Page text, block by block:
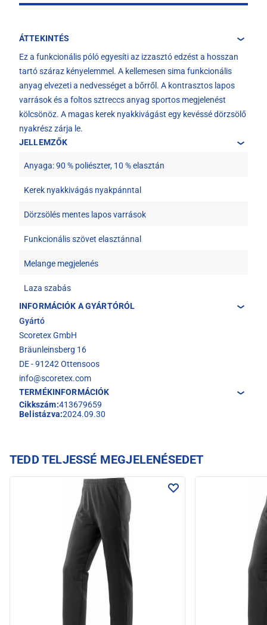
ÁTTEKINTÉS
Ez a funkcionális póló egyesíti az izzasztó edzést a hosszan
tartó száraz kényelemmel. A kellemesen sima funkcionális
anyag elvezeti a nedvességet a bőrről. A kontrasztos lapos
varrások és a foltos sztreccs anyag sportos megjelenést
kölcsönöz. A magas kerek nyakkivágást egy kevéssé dörzsölő
nyakrész zárja le.
JELLEMZŐK
Anyaga: 90 % poliészter, 10 % elasztán
Kerek nyakkivágás nyakpánntal
Dörzsölés mentes lapos varrások
Funkcionális szövet elasztánnal
Melange megjelenés
Laza szabás
INFORMÁCIÓK A GYÁRTÓRÓL
Gyártó
Scoretex GmbH
Bräunleinsberg 16
DE - 91242 Ottensoos
info@scoretex.com
TERMÉKINFORMÁCIÓK
Cikkszám:413679659
Belistázva:2024.09.30
TEDD TELJESSÉ MEGJELENÉSEDET